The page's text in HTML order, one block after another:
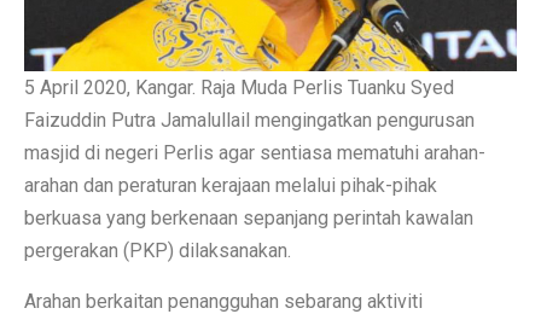
5 April 2020, Kangar. Raja Muda Perlis Tuanku Syed
Faizuddin Putra Jamalullail mengingatkan pengurusan
masjid di negeri Perlis agar sentiasa mematuhi arahan-
arahan dan peraturan kerajaan melalui pihak-pihak
berkuasa yang berkenaan sepanjang perintah kawalan
pergerakan (PKP) dilaksanakan.
Arahan berkaitan penangguhan sebarang aktiviti